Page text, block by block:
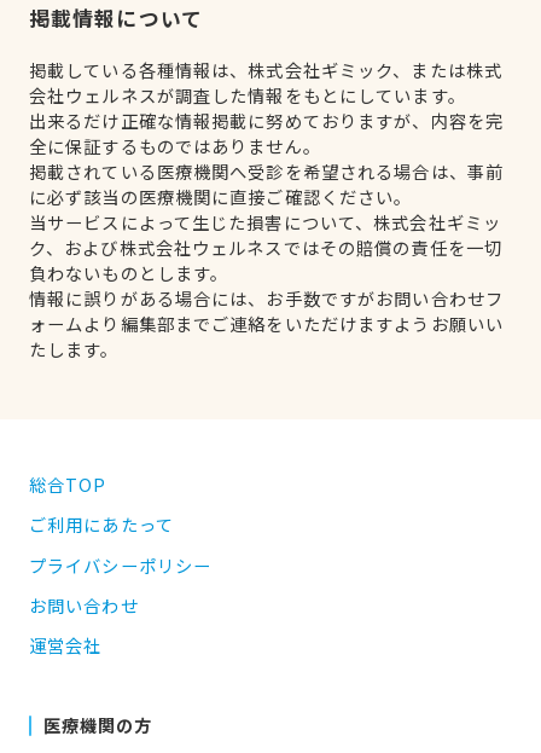
掲載情報について
掲載している各種情報は、株式会社ギミック、または株式
会社ウェルネスが調査した情報をもとにしています。
出来るだけ正確な情報掲載に努めておりますが、内容を完
全に保証するものではありません。
掲載されている医療機関へ受診を希望される場合は、事前
に必ず該当の医療機関に直接ご確認ください。
当サービスによって生じた損害について、株式会社ギミッ
ク、および株式会社ウェルネスではその賠償の責任を一切
負わないものとします。
情報に誤りがある場合には、お手数ですがお問い合わせフ
ォームより編集部までご連絡をいただけますようお願いい
たします。
総合TOP
ご利用にあたって
プライバシーポリシー
お問い合わせ
運営会社
医療機関の方